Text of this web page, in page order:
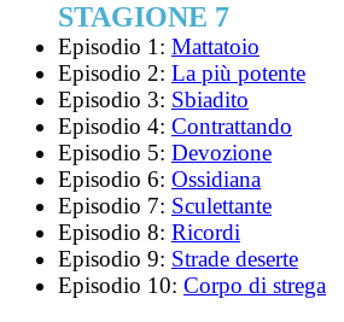
STAGIONE 7
Episodio 1: Mattatoio
Episodio 2: La più potente
Episodio 3: Sbiadito
Episodio 4: Contrattando
Episodio 5: Devozione
Episodio 6: Ossidiana
Episodio 7: Sculettante
Episodio 8: Ricordi
Episodio 9: Strade deserte
Episodio 10: Corpo di strega